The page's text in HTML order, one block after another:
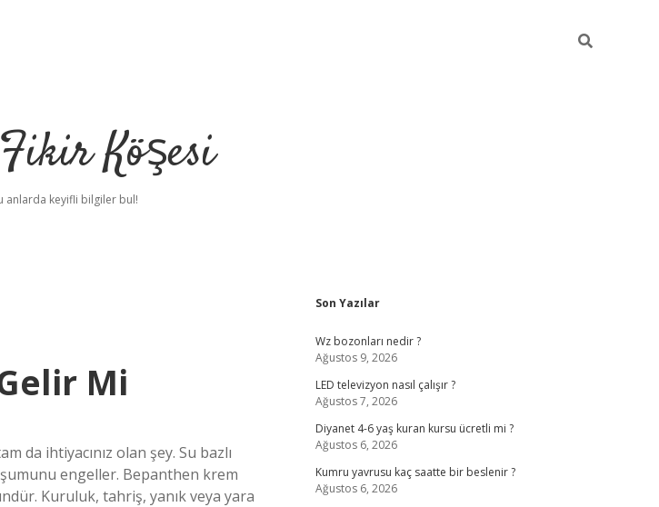
Köşesi
anlarda keyifli bilgiler bul!
Mi
da ihtiyacınız olan şey. Su bazlı
engeller. Bepanthen krem
Kuruluk, tahriş, yanık veya yara
Sidebar
Son Yazılar
Wz bozonları nedir ?
Ağustos 9, 2026
LED televizyon nasıl çalışır ?
Ağustos 7, 2026
Diyanet 4-6 yaş kuran kursu ücretli mi ?
Ağustos 6, 2026
Kumru yavrusu kaç saatte bir beslenir ?
Ağustos 6, 2026
ilbet yeni giriş